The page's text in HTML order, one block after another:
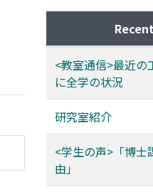
<教室通信>最近
に全学の状況
研究室紹介
<学生の声>「博
由」